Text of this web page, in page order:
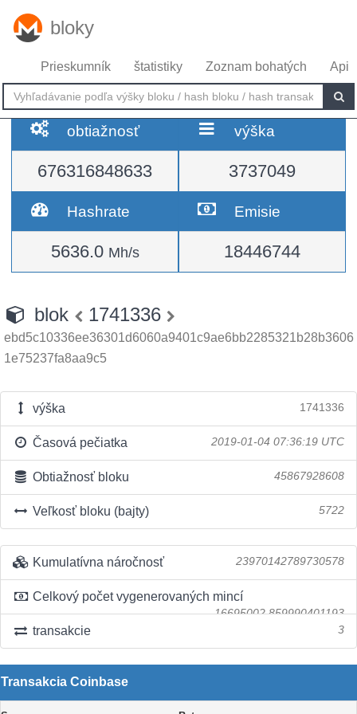
bloky
Prieskumník štatistiky Zoznam bohatých Api
obtiažnosť
676316848633
výška
3737049
Hashrate
5636.0 Mh/s
Emisie
18446744
blok 1741336
ebd5c10336ee36301d6060a9401c9ae6bb2285321b28b3606
1e75237fa8aa9c5
výška 1741336
Časová pečiatka 2019-01-04 07:36:19 UTC
Obtiažnosť bloku 45867928608
Veľkosť bloku (bajty) 5722
Kumulatívna náročnosť 23970142789730578
Celkový počet vygenerovaných mincí
16695002.859990401193
transakcie 3
Transakcia Coinbase